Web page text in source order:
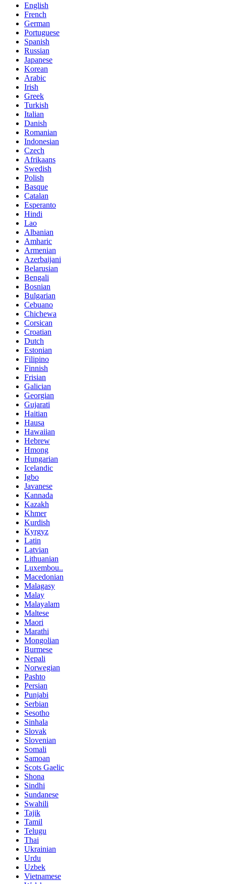
English
French
German
Portuguese
Spanish
Russian
Japanese
Korean
Arabic
Irish
Greek
Turkish
Italian
Danish
Romanian
Indonesian
Czech
Afrikaans
Swedish
Polish
Basque
Catalan
Esperanto
Hindi
Lao
Albanian
Amharic
Armenian
Azerbaijani
Belarusian
Bengali
Bosnian
Bulgarian
Cebuano
Chichewa
Corsican
Croatian
Dutch
Estonian
Filipino
Finnish
Frisian
Galician
Georgian
Gujarati
Haitian
Hausa
Hawaiian
Hebrew
Hmong
Hungarian
Icelandic
Igbo
Javanese
Kannada
Kazakh
Khmer
Kurdish
Kyrgyz
Latin
Latvian
Lithuanian
Luxembou..
Macedonian
Malagasy
Malay
Malayalam
Maltese
Maori
Marathi
Mongolian
Burmese
Nepali
Norwegian
Pashto
Persian
Punjabi
Serbian
Sesotho
Sinhala
Slovak
Slovenian
Somali
Samoan
Scots Gaelic
Shona
Sindhi
Sundanese
Swahili
Tajik
Tamil
Telugu
Thai
Ukrainian
Urdu
Uzbek
Vietnamese